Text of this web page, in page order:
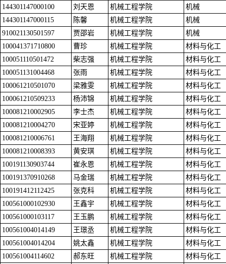
144301147000100
刘天恩 机械工程学院
机械
144301147000115
陈馨 机械工程学院
机械
910021130501597
贾邵岩 机械工程学院
机械
100041371710800
曹珍 机械工程学院
材料与化工
100051110501472
柴志强 机械工程学院
材料与化工
100051131004468
张雨 机械工程学院
材料与化工
100061210501070
梁雅雯 机械工程学院
材料与化工
100061210509233
杨沛锦 机械工程学院
材料与化工
100081210002905
李士杰 机械工程学院
材料与化工
100081210004270
宋亚婷 机械工程学院
材料与化工
100081210006761
王海翔 机械工程学院
材料与化工
100081210008393
黄安琪 机械工程学院
材料与化工
100191130903744
崔永恩 机械工程学院
材料与化工
100191370910268
马金瑞 机械工程学院
材料与化工
100191412112425
张克科 机械工程学院
材料与化工
100561000102930
王鑫宇 机械工程学院
材料与化工
100561000103117
王玉鹏 机械工程学院
材料与化工
100561004014149
王璟丞 机械工程学院
材料与化工
100561004014204
姚太鑫 机械工程学院
材料与化工
100561004114602
郝东旺 机械工程学院
材料与化工